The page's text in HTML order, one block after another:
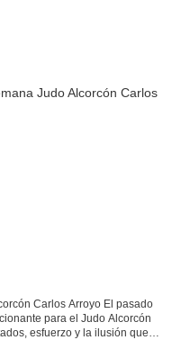
Carlos Arroyo El pasado
para el Judo Alcorcón
esfuerzo y la ilusión que